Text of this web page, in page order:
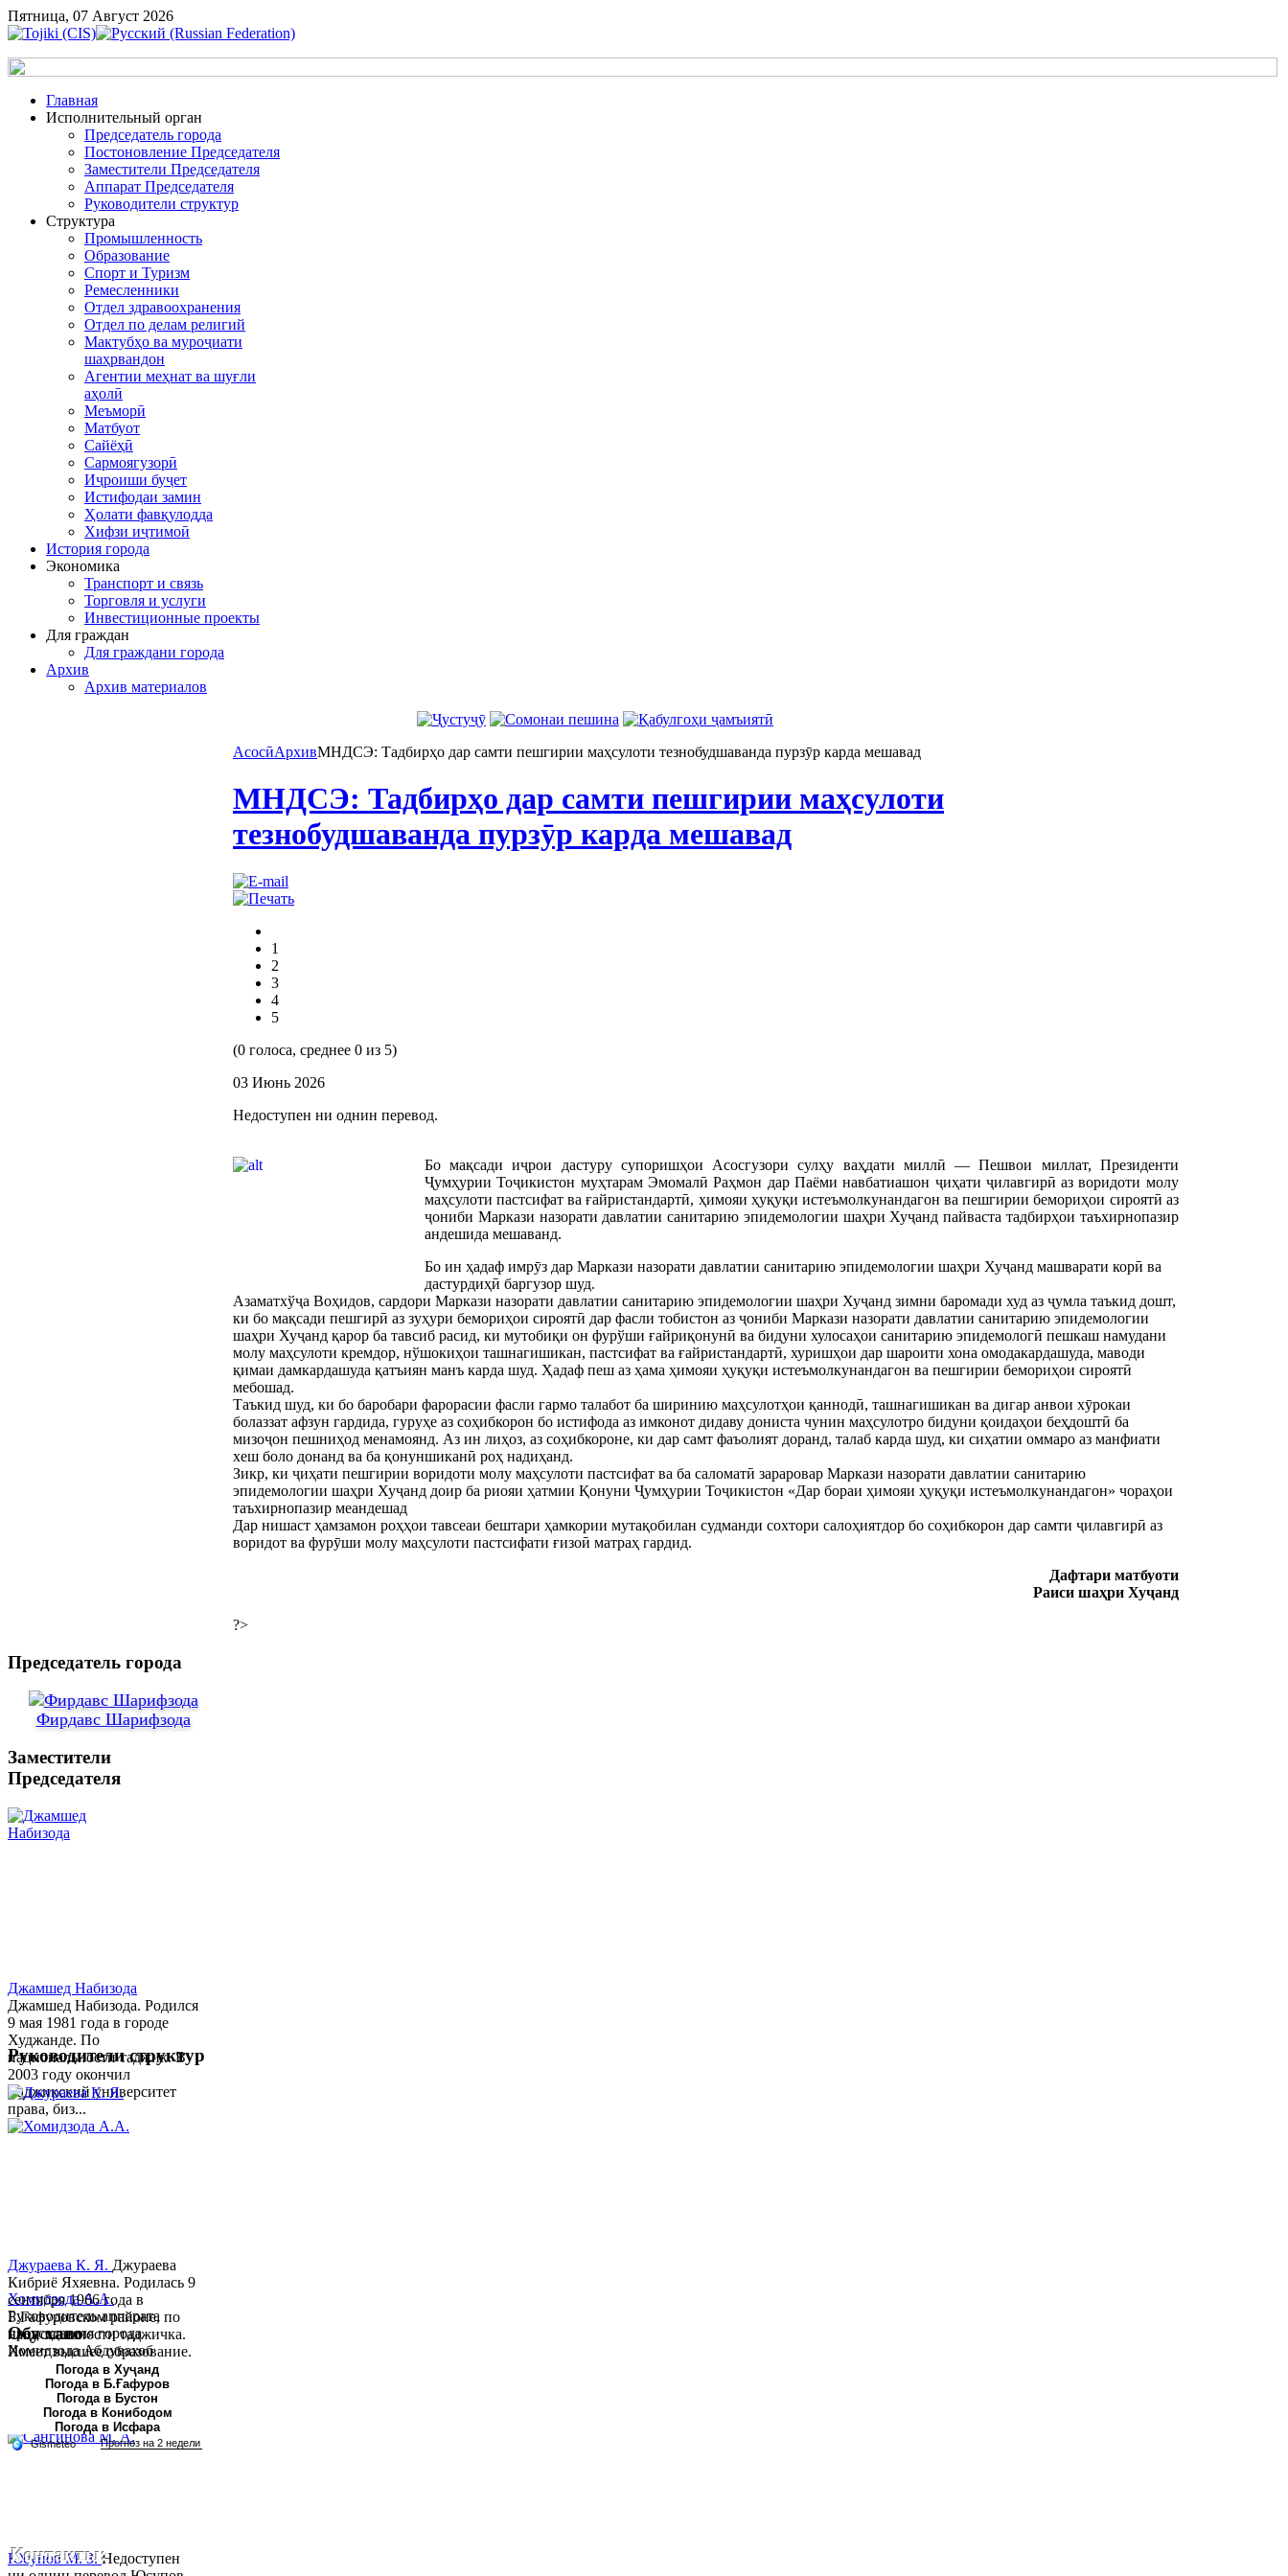
Пятница, 07 Август 2026
Главная
Исполнительный орган
Председатель города
Постоновление Председателя
Заместители Председателя
Аппарат Председателя
Руководители структур
Структура
Промышленность
Образование
Спорт и Туризм
Ремесленники
Отдел здравоохранения
Отдел по делам религий
Мактубҳо ва муроҷиати
шаҳрвандон
Агентии меҳнат ва шуғли
аҳолӣ
Меъморӣ
Матбуот
Сайёҳӣ
Сармоягузорӣ
Иҷроиши буҷет
Истифодаи замин
Ҳолати фавқулодда
Хифзи иҷтимоӣ
История города
Экономика
Транспорт и связь
Торговля и услуги
Инвестиционные проекты
Для граждан
Для граждани города
Архив
Архив материалов
АсосӣАрхивМНДСЭ: Тадбирҳо дар самти пешгирии маҳсулоти тезнобудшаванда пурзӯр карда мешавад
МНДСЭ: Тадбирҳо дар самти пешгирии маҳсулоти
тезнобудшаванда пурзӯр карда мешавад
1
2
3
4
5
(0 голоса, среднее 0 из 5)
03 Июнь 2026
Недоступен ни однин перевод.
Бо мақсади иҷрои дастуру супоришҳои Асосгузори сулҳу ваҳдати миллӣ — Пешвои миллат, Президенти
Ҷумҳурии Тоҷикистон муҳтарам Эмомалӣ Раҳмон дар Паёми навбатиашон ҷиҳати ҷилавгирӣ аз воридоти молу
маҳсулоти пастсифат ва ғайристандартӣ, ҳимояи ҳуқуқи истеъмолкунандагон ва пешгирии бемориҳои сироятӣ аз
ҷониби Маркази назорати давлатии санитарию эпидемологии шаҳри Хуҷанд пайваста тадбирҳои таъхирнопазир
андешида мешаванд.
Бо ин ҳадаф имрӯз дар Маркази назорати давлатии санитарию эпидемологии шаҳри Хуҷанд машварати корӣ ва
дастурдиҳӣ баргузор шуд.
Азаматхўҷа Воҳидов, сардори Маркази назорати давлатии санитарию эпидемологии шаҳри Хуҷанд зимни баромади худ аз ҷумла таъкид дошт,
ки бо мақсади пешгирӣ аз зуҳури бемориҳои сироятӣ дар фасли тобистон аз ҷониби Маркази назорати давлатии санитарию эпидемологии
шаҳри Хуҷанд қарор ба тавсиб расид, ки мутобиқи он фурўши ғайриқонунӣ ва бидуни хулосаҳои санитарию эпидемологӣ пешкаш намудани
молу маҳсулоти кремдор, нўшокиҳои ташнагишикан, пастсифат ва ғайристандартӣ, хуришҳои дар шароити хона омодакардашуда, маводи
қимаи дамкардашуда қатъиян манъ карда шуд. Ҳадаф пеш аз ҳама ҳимояи ҳуқуқи истеъмолкунандагон ва пешгирии бемориҳои сироятӣ
мебошад.
Таъкид шуд, ки бо баробари фарорасии фасли гармо талабот ба ширинию маҳсулотҳои қаннодӣ, ташнагишикан ва дигар анвои хӯрокаи
болаззат афзун гардида, гуруҳе аз соҳибкорон бо истифода аз имконот дидаву дониста чунин маҳсулотро бидуни қоидаҳои беҳдоштӣ ба
мизоҷон пешниҳод менамоянд. Аз ин лиҳоз, аз соҳибкороне, ки дар самт фаъолият доранд, талаб карда шуд, ки сиҳатии оммаро аз манфиати
хеш боло донанд ва ба қонуншиканӣ роҳ надиҳанд.
Зикр, ки ҷиҳати пешгирии воридоти молу маҳсулоти пастсифат ва ба саломатӣ зараровар Маркази назорати давлатии санитарию
эпидемологии шаҳри Хуҷанд доир ба риояи ҳатмии Қонуни Ҷумҳурии Тоҷикистон «Дар бораи ҳимояи ҳуқуқи истеъмолкунандагон» чораҳои
таъхирнопазир меандешад
Дар нишаст ҳамзамон роҳҳои тавсеаи бештари ҳамкории мутақобилан судманди сохтори салоҳиятдор бо соҳибкорон дар самти ҷилавгирӣ аз
воридот ва фурӯши молу маҳсулоти пастсифати ғизоӣ матраҳ гардид.
Дафтари матбуоти
Раиси шаҳри Хуҷанд
?>
Председатель города
Фирдавс Шарифзода
Заместители
Председателя
Джамшед Набизода
Джамшед Набизода. Родился
9 мая 1981 года в городе
Худжанде. По
национальности таджик. В
2003 году окончил
Таджикский университет
права, биз...
Хомидзода А.А.
Руководитель аппарата
председателя города
Хомидзода Абдувахоб
Абдумаджид родился 8
июня 1978 года в городе
Худжанде. По
национальности...
Руководители структур
Джураева К. Я. Джураева
Кибриё Яхяевна. Родилась 9
сентября 1966 года в
Б.Гафуровском районе, по
национальности таджичка.
Имеет высшее образование.
В 1997 ...
Юсупов М. З.Недоступен
Обу хаво
Погода в Хуҷанд
Погода в Б.Ғафуров
Погода в Бустон
Погода в Конибодом
Погода в Исфара
Контакты: